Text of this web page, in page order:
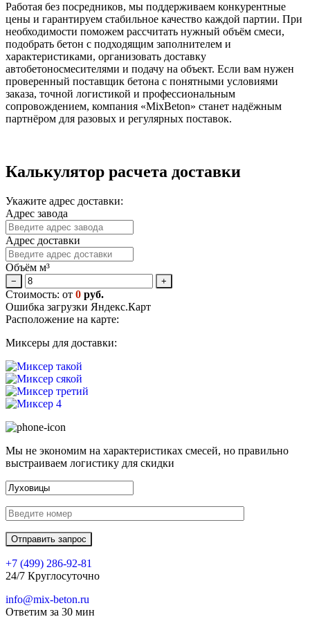
Работая без посредников, мы поддерживаем конкурентные
цены и гарантируем стабильное качество каждой партии. При
необходимости поможем рассчитать нужный объём смеси,
подобрать бетон с подходящим заполнителем и
характеристиками, организовать доставку
автобетоносмесителями и подачу на объект. Если вам нужен
проверенный поставщик бетона с понятными условиями
заказа, точной логистикой и профессиональным
сопровождением, компания «MixBeton» станет надёжным
партнёром для разовых и регулярных поставок.
Калькулятор расчета доставки
Укажите адрес доставки:
Адрес завода
Адрес доставки
Объём м³
− +
Стоимость: от 0 руб.
Ошибка загрузки Яндекс.Карт
Расположение на карте:
Миксеры для доставки:
Мы не экономим на характеристиках смесей, но правильно
выстраиваем логистику для скидки
+7 (499) 286-92-81
24/7 Круглосуточно
info@mix-beton.ru
Ответим за 30 мин